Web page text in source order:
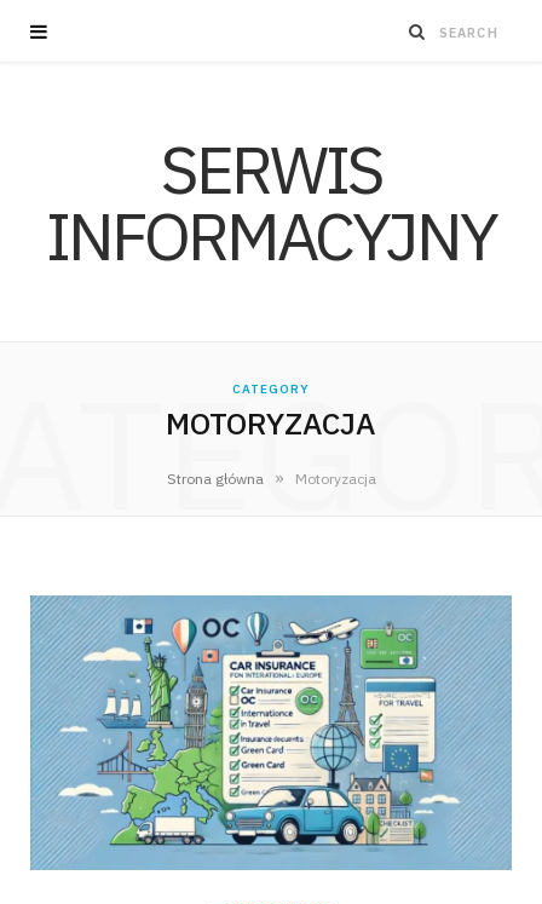
SERWIS
INFORMACYJNY
CATEGORY
MOTORYZACJA
Strona główna » Motoryzacja